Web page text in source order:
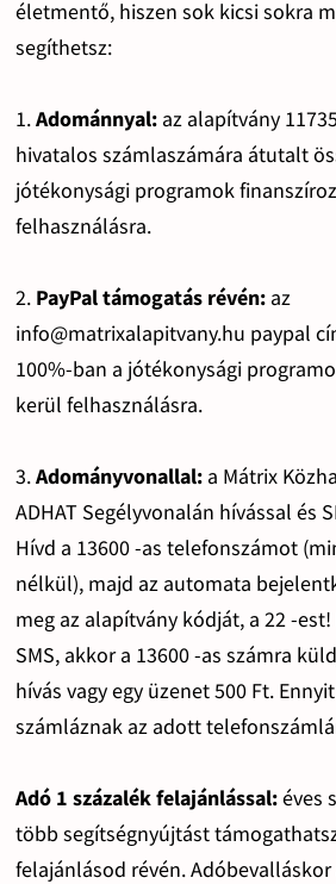
életmentő, hiszen sok kicsi sokra
segíthetsz:
1.Adománnyal: az alapítvány
hivatalos számlaszámára átutalt
jótékonysági programok
felhasználásra.
2. PayPal támogatás révén: az
info@matrixalapitvany.hu paypal
100%-ban a jótékonysági
kerül felhasználásra.
3.Adományvonallal:a Mátrix
ADHAT Segélyvonalán hívással és
Hívd a 13600 -as telefonszámot
nélkül), majd az automata
meg az alapítvány kódját, a 22 -
SMS, akkor a 13600 -as számra
hívás vagy egy üzenet 500 Ft.
számláznak az adott
Adó 1 százalék felajánlással:éves
több segítségnyújtást
felajánlásod révén. Adóbevalláskor